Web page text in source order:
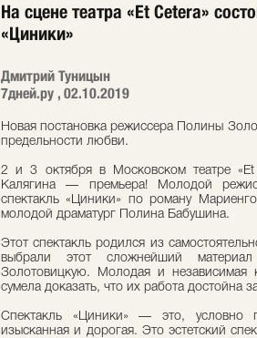
На сцене театра «Et Cetera»
«Циники»
Дмитрий Туницын
7дней.ру , 02.10.2019
Новая постановка режиссера Полины
предельности любви.
2 и 3 октября в Московском театре «Et
Калягина — премьера! Молодой
спектакль «Циники» по роману
молодой драматург Полина Бабушина.
Этот спектакль родился из
выбрали этот сложнейший
Золотовицкую. Молодая и независимая
сумела доказать, что их работа достойна
Спектакль «Циники» — это, условно
изысканная и дорогая. Это эстетский